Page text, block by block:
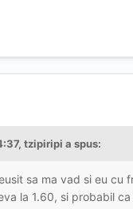
tzipiripi a spus:
sa ma vad si eu cu
la 1.60, si probabil